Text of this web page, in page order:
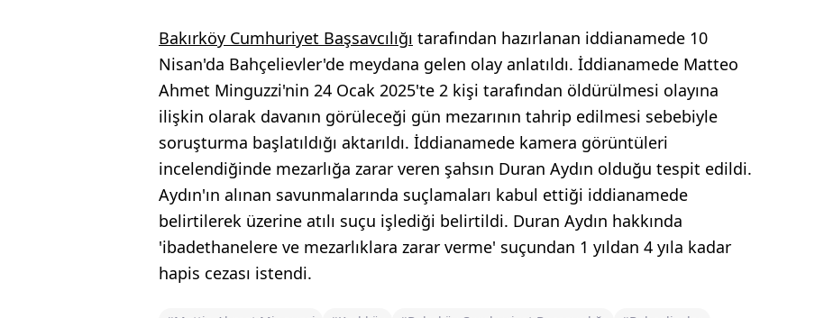
Bakırköy Cumhuriyet Başsavcılığı tarafından hazırlanan iddianamede 10
Nisan'da Bahçelievler'de meydana gelen olay anlatıldı. İddianamede Matteo
Ahmet Minguzzi'nin 24 Ocak 2025'te 2 kişi tarafından öldürülmesi olayına
ilişkin olarak davanın görüleceği gün mezarının tahrip edilmesi sebebiyle
soruşturma başlatıldığı aktarıldı. İddianamede kamera görüntüleri
incelendiğinde mezarlığa zarar veren şahsın Duran Aydın olduğu tespit edildi.
Aydın'ın alınan savunmalarında suçlamaları kabul ettiği iddianamede
belirtilerek üzerine atılı suçu işlediği belirtildi. Duran Aydın hakkında
'ibadethanelere ve mezarlıklara zarar verme' suçundan 1 yıldan 4 yıla kadar
hapis cezası istendi.